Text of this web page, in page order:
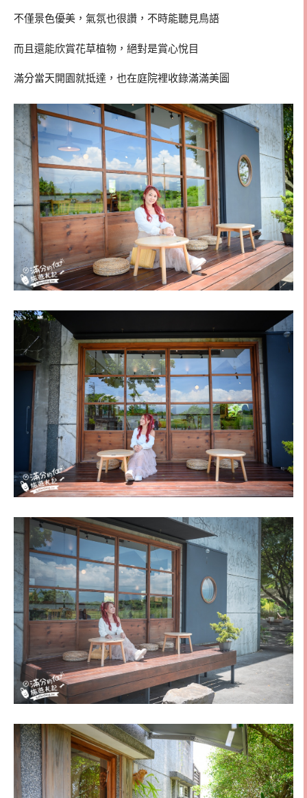
不僅景色優美，氣氛也很讚，不時能聽見鳥語
而且還能欣賞花草植物，絕對是賞心悅目
滿分當天開園就抵達，也在庭院裡收錄滿滿美圖